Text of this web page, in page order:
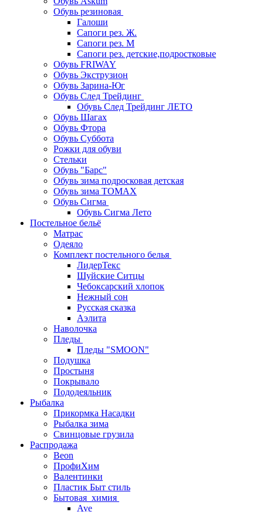
Обувь резиновая
Галоши
Сапоги рез. Ж.
Сапоги рез. М
Сапоги рез. детские,подростковые
Обувь FRIWAY
Обувь Экструзион
Обувь Зарина-Юг
Обувь След Трейдинг
Обувь След Трейдинг ЛЕТО
Обувь Шагах
Обувь Фтора
Обувь Суббота
Рожки для обуви
Стельки
Обувь "Барс"
Обувь зима подросковая детская
Обувь зима ТОМАХ
Обувь Сигма
Обувь Сигма Лето
Постельное бельё
Матрас
Одеяло
Комплект постельного белья
ЛидерТекс
Шуйские Ситцы
Чебоксарский хлопок
Нежный сон
Русская сказка
Аэлита
Наволочка
Пледы
Пледы "SMOON"
Подушка
Простыня
Покрывало
Пододеяльник
Рыбалка
Прикормка Насадки
Рыбалка зима
Свинцовые грузила
Распродажа
Beon
ПрофиХим
Валентинки
Пластик Быт стиль
Бытовая_химия
Ave